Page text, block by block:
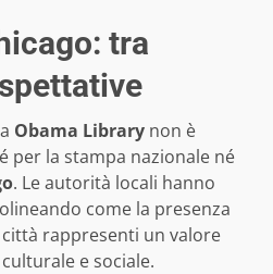
tra
Obama Library non è
per la stampa nazionale né
. Le autorità locali hanno
come la presenza
rappresenti un valore
e sociale.